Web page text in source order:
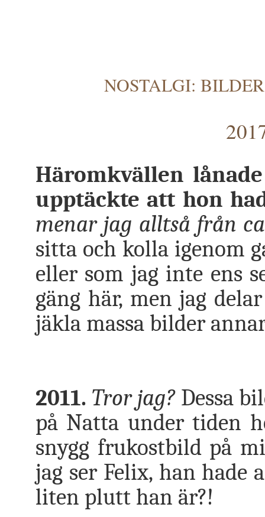
NOSTALGI:
Häromkvällen
upptäckte att hon
menar jag alltså från
sitta och kolla igenom
eller som jag inte ens
gäng här, men jag
jäkla massa bilder
2011. Tror jag? Dessa
på Natta under tiden
snygg frukostbild på
jag ser Felix, han
liten plutt han är?!